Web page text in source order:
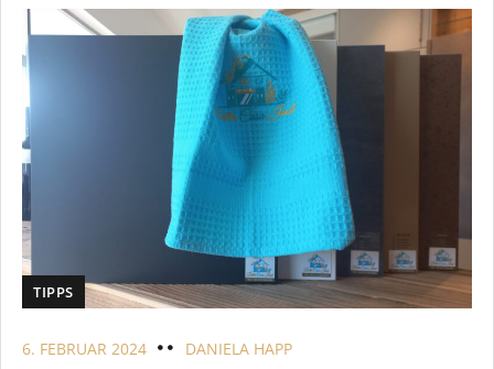
TIPPS
6. FEBRUAR 2024 DANIELA HAPP